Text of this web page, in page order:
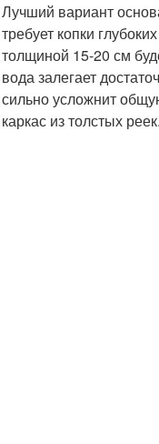
Лучший вариант
требует копки
толщиной 15-20 см
вода залегает
сильно усложнит
каркас из толстых реек.